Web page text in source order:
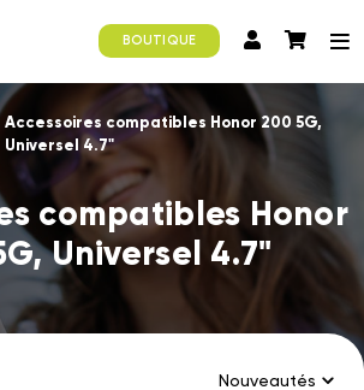
BOUTIQUE
Accessoires compatibles Honor 200 5G,
Universel 4.7"
compatibles Honor
Universel 4.7"